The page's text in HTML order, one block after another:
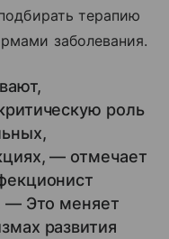
терапию
заболевания.
роль
— отмечает
— Это меняет
развития